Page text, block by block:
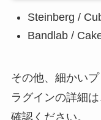
Steinberg /
Bandlab /
その他、細かい
ラグインの詳細は
確認ください。